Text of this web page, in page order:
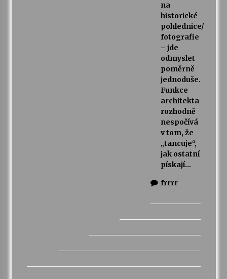
na
historické
pohlednice/
fotografie
– jde
odmyslet
poměrně
jednoduše.
Funkce
architekta
rozhodně
nespočívá
v tom, že
„tancuje“,
jak ostatní
pískají…
frrrr